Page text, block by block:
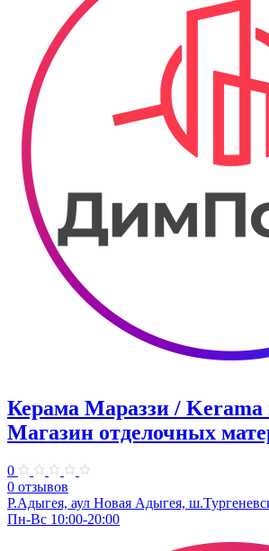
Керама Мараззи / Kerama
Магазин отделочных
0
0 отзывов
Р.Адыгея, аул Новая Адыгея,
Пн-Вс 10:00-20:00